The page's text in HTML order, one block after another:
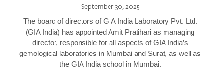
September 30, 2025
The board of directors of GIA India Laboratory Pvt. Ltd.
(GIA India) has appointed Amit Pratihari as managing
director, responsible for all aspects of GIA India’s
gemological laboratories in Mumbai and Surat, as well as
the GIA India school in Mumbai.